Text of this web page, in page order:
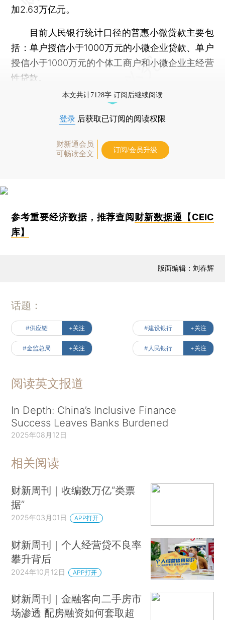
加2.63万亿元。
目前人民银行统计口径的普惠小微贷款主要包
括：单户授信小于1000万元的小微企业贷款、单户
授信小于1000万元的个体工商户和小微企业主经营
性贷款。
本文共计7128字 订阅后继续阅读
登录 后获取已订阅的阅读权限
财新通会员
可畅读全文
订阅/会员升级
参考重要经济数据，推荐查阅财新数据通【CEIC
库】
版面编辑：刘春辉
话题：
#供应链 +关注 #建设银行 +关注
#金监总局 +关注 #人民银行 +关注
阅读英文报道
In Depth: China’s Inclusive Finance
Success Leaves Banks Burdened
2025年08月12日
相关阅读
财新周刊｜收编数万亿“类票
据”
2025年03月01日 APP打开
财新周刊｜个人经营贷不良率
攀升背后
2024年10月12日 APP打开
财新周刊｜金融客向二手房市
场渗透 配房融资如何套取超